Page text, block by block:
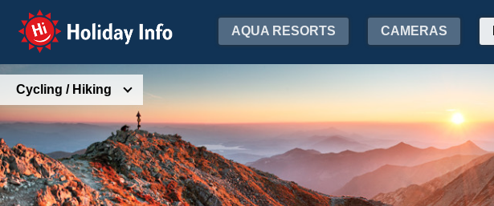
Holiday Info AQUA RESORTS CAMERAS
Cycling / Hiking